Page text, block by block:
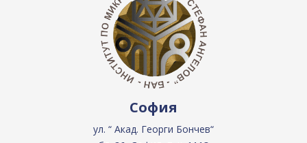
София
ул. “ Акад. Георги Бончев“